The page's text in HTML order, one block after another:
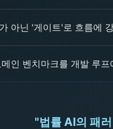
아닌 '게이트'로 흐름에
인 벤치마크를 개발 루
"법률 AI의 패